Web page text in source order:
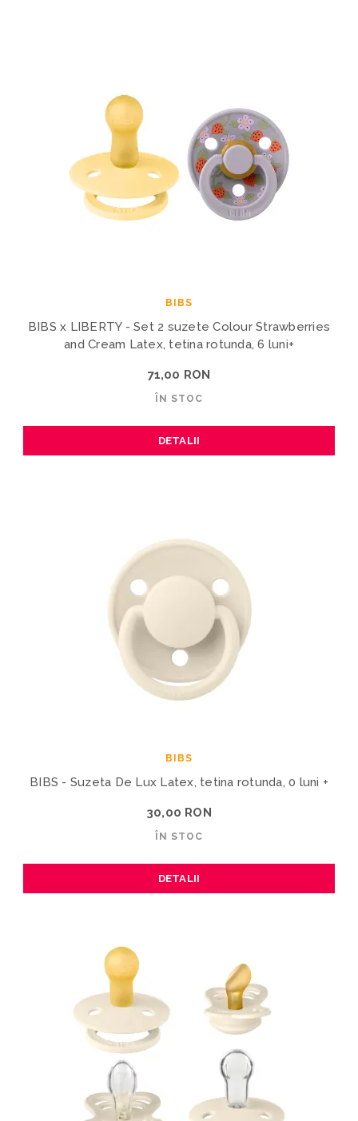
BIBS
BIBS x LIBERTY - Set 2 suzete Colour Strawberries
and Cream Latex, tetina rotunda, 6 luni+
71,00 RON
ÎN STOC
DETALII
BIBS
BIBS - Suzeta De Lux Latex, tetina rotunda, 0 luni +
30,00 RON
ÎN STOC
DETALII